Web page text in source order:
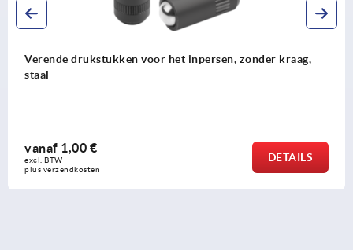
drukstukken voor het inpersen, zonder kraag,
1,00 €
BTW
verzendkosten
DETAILS